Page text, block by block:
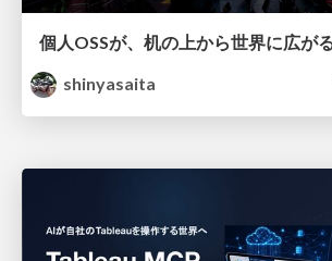
個人OSSが、机の上から世界に広が
shinyasaita